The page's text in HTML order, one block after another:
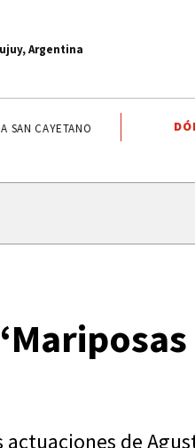
Argentina
CAYETANO EL TIEMPO EN JUJUY
actuaciones de